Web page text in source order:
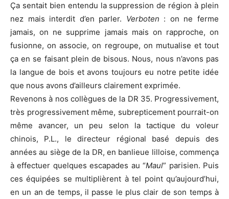
Ça sentait bien entendu la suppression de région à plein
nez mais interdit d’en parler. Verboten : on ne ferme
jamais, on ne supprime jamais mais on rapproche, on
fusionne, on associe, on regroupe, on mutualise et tout
ça en se faisant plein de bisous. Nous, nous n’avons pas
la langue de bois et avons toujours eu notre petite idée
que nous avons d’ailleurs clairement exprimée.
Revenons à nos collègues de la DR 35. Progressivement,
très progressivement même, subrepticement pourrait-on
même avancer, un peu selon la tactique du voleur
chinois, P.L., le directeur régional basé depuis des
années au siège de la DR, en banlieue lilloise, commença
à effectuer quelques escapades au “Maul” parisien. Puis
ces équipées se multiplièrent à tel point qu’aujourd’hui,
en un an de temps, il passe le plus clair de son temps à